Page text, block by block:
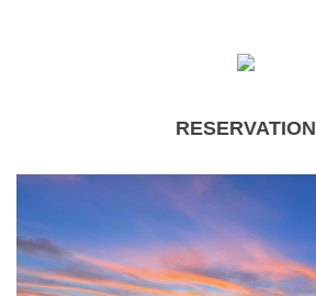
RESERVATION
Previous